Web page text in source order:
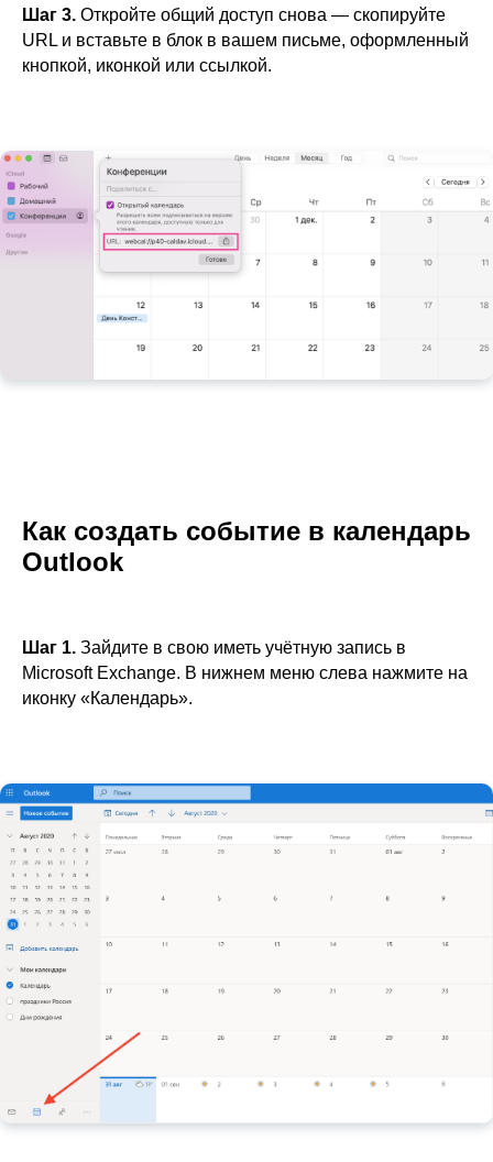
Шаг 3. Откройте общий доступ снова — скопируйте
URL и вставьте в блок в вашем письме, оформленный
кнопкой, иконкой или ссылкой.
Как создать событие в календарь
Outlook
Шаг 1. Зайдите в свою иметь учётную запись в
Microsoft Exchange. В нижнем меню слева нажмите на
иконку «Календарь».